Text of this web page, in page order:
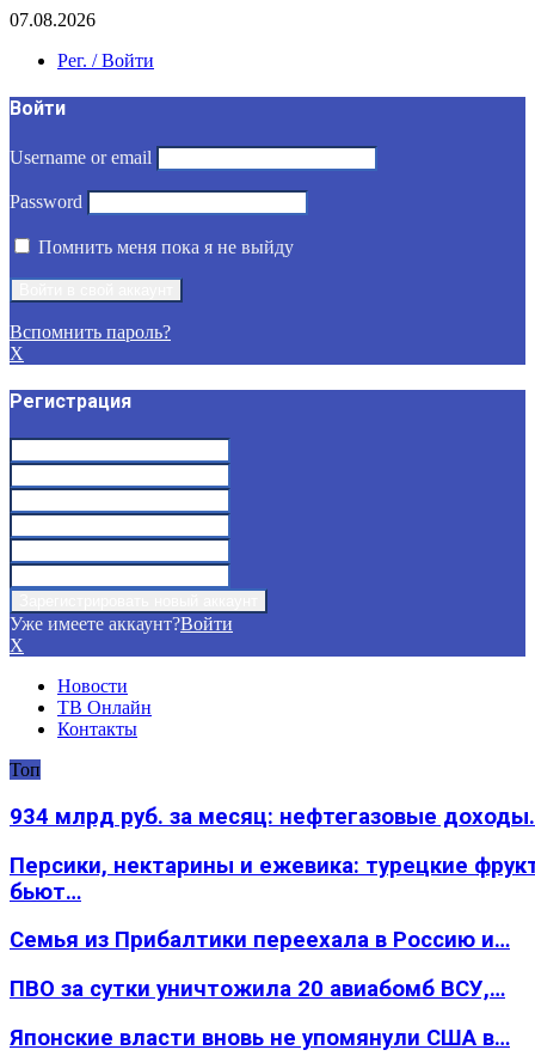
07.08.2026
Рег. / Войти
Войти
Username or email
Password
Помнить меня пока я не выйду
Вспомнить пароль?
X
Регистрация
Уже имеете аккаунт?Войти
X
Новости
ТВ Онлайн
Контакты
Топ
934 млрд руб. за месяц: нефтегазовые
Персики, нектарины и ежевика: турецкие
бьют…
Семья из Прибалтики переехала в Россию и…
ПВО за сутки уничтожила 20 авиабомб ВСУ,…
Японские власти вновь не упомянули США в…